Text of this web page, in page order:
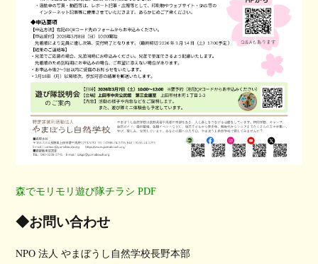
森でモリモリ遊び隊チラシ PDF
◆お問い合わせ
NPO 法人 やまぼうし自然学校長野本部